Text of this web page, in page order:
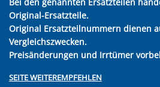
Bei den genannten Ersatzteilen
Original-Ersatzteile.
Original Ersatzteilnummern dienen
Vergleichszwecken.
Preisänderungen und Irrtümer
SEITE WEITEREMPFEHLEN